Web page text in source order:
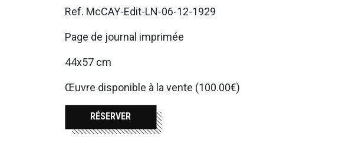
Ref. McCAY-Edit-LN-06-12-1929
Page de journal imprimée
44x57 cm
Œuvre disponible à la vente (100.00€)
RÉSERVER